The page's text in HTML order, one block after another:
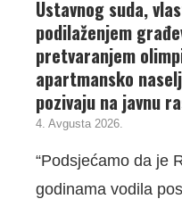
Ustavnog suda,
podilaženjem
pretvaranjem
apartmansko
pozivaju na javnu
4. Avgusta 2026.
“Podsjećamo da je
godinama vodila